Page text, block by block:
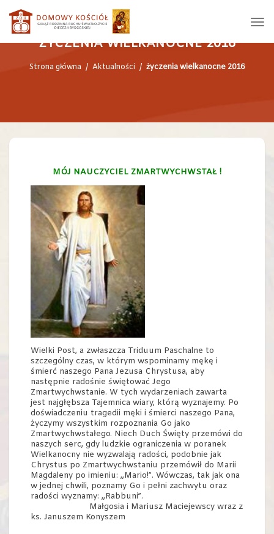
ŻYCZENIA WIELKANOCNE 2016
Strona główna / Aktualności / życzenia wielkanocne 2016
MÓJ NAUCZYCIEL ZMARTWYCHWSTAŁ !
Wielki Post, a zwłaszcza Triduum Paschalne to
szczególny czas, w którym wspominamy mękę i
śmierć naszego Pana Jezusa Chrystusa, aby
następnie radośnie świętować Jego
Zmartwychwstanie. W tych wydarzeniach zawarta
jest najgłębsza Tajemnica wiary, którą wyznajemy. Po
doświadczeniu tragedii męki i śmierci naszego Pana,
życzymy wszystkim rozpoznania Go jako
Zmartwychwstałego. Niech Duch Święty przemówi do
naszych serc, gdy ludzkie ograniczenia w poranek
Wielkanocny nie wyzwalają radości, podobnie jak
Chrystus po Zmartwychwstaniu przemówił do Marii
Magdaleny po imieniu: „Mario!”. Wówczas, tak jak ona
w jednej chwili, poznamy Go i pełni zachwytu oraz
radości wyznamy: „Rabbuni”.
Małgosia i Mariusz Maciejewscy wraz z
ks. Januszem Konyszem